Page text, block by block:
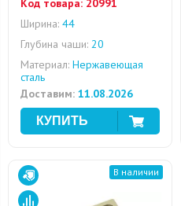
Код товара: 20991
Ширина: 44
Глубина чаши: 20
Материал: Нержавеющая
сталь
Доставим: 11.08.2026
В наличии